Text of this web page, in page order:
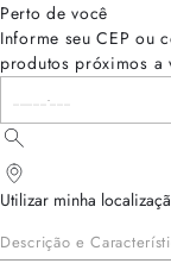
Perto de você
Informe seu CEP ou
produtos próximos a
Utilizar minha
Descrição e